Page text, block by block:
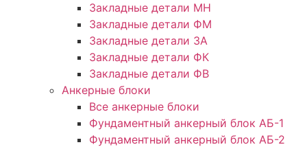
Закладные детали МН
Закладные детали ФМ
Закладные детали ЗА
Закладные детали ФК
Закладные детали ФВ
Анкерные блоки
Все анкерные блоки
Фундаментный анкерный блок АБ-1
Фундаментный анкерный блок АБ-2